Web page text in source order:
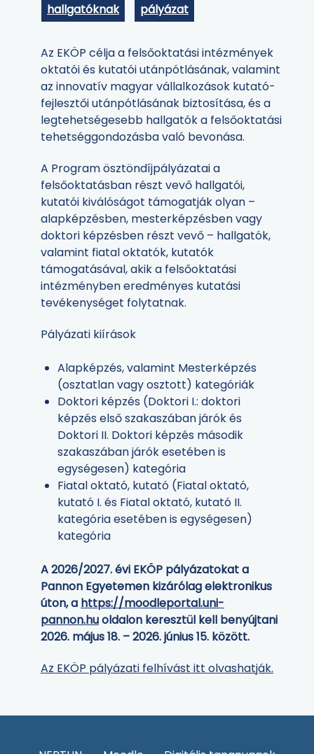
hallgatóknak pályázat
Az EKÖP célja a felsőoktatási intézmények
oktatói és kutatói utánpótlásának, valamint
az innovatív magyar vállalkozások kutató-
fejlesztői utánpótlásának biztosítása, és a
legtehetségesebb hallgatók a felsőoktatási
tehetséggondozásba való bevonása.
A Program ösztöndíjpályázatai a
felsőoktatásban részt vevő hallgatói,
kutatói kiválóságot támogatják olyan –
alapképzésben, mesterképzésben vagy
doktori képzésben részt vevő – hallgatók,
valamint fiatal oktatók, kutatók
támogatásával, akik a felsőoktatási
intézményben eredményes kutatási
tevékenységet folytatnak.
Pályázati kiírások
Alapképzés, valamint Mesterképzés
(osztatlan vagy osztott) kategóriák
Doktori képzés (Doktori I.: doktori
képzés első szakaszában járók és
Doktori II. Doktori képzés második
szakaszában járók esetében is
egységesen) kategória
Fiatal oktató, kutató (Fiatal oktató,
kutató I. és Fiatal oktató, kutató II.
kategória esetében is egységesen)
kategória
A 2026/2027. évi EKÖP pályázatokat a
Pannon Egyetemen kizárólag elektronikus
úton, a https://moodleportal.uni-
pannon.huoldalon keresztül kell benyújtani
2026. május 18. – 2026. június 15. között.
Az EKÖP pályázati felhívást itt olvashatják.